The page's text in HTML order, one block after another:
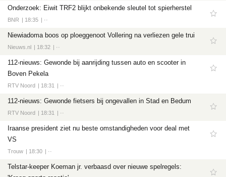
Onderzoek: Eiwit TRF2 blijkt onbekende sleutel tot spierherstel
BNR 18:35 ··
Niewiadoma boos op ploeggenoot Vollering na verliezen gele trui
Nieuws.nl 18:32 ··
112-nieuws: Gewonde bij aanrijding tussen auto en scooter in
Boven Pekela
RTV Noord 18:31 ··
112-nieuws: Gewonde fietsers bij ongevallen in Stad en Bedum
RTV Noord 18:31 ··
Iraanse president ziet nu beste omstandigheden voor deal met
VS
Trouw 18:30 ··
Telstar-keeper Koeman jr. verbaasd over nieuwe spelregels: